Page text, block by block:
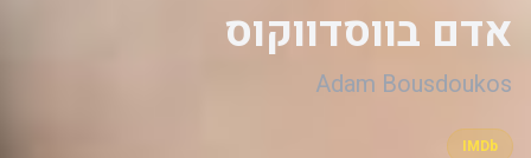
אדם בווסדווקוס
Adam Bousdoukos
IMDb